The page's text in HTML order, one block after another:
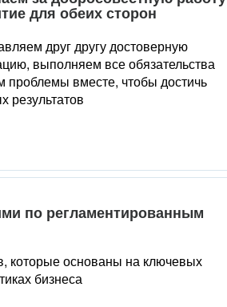
для обеих сторон
друг другу достоверную
выполняем все обязательства
проблемы вместе, чтобы достичь
результатов
по регламентированным
которые основаны на ключевых
бизнеса